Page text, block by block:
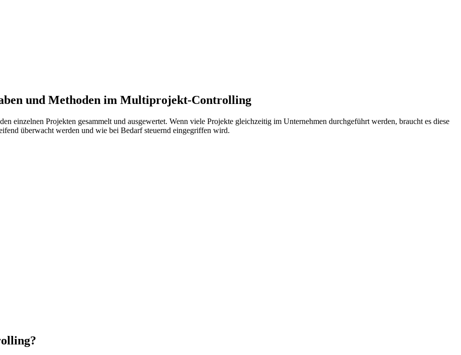
und Methoden im Multiprojekt-Controlling
einzelnen Projekten gesammelt und ausgewertet. Wenn viele Projekte gleichzeitig im Unternehmen durchgeführt werden, braucht es diese
überwacht werden und wie bei Bedarf steuernd eingegriffen wird.